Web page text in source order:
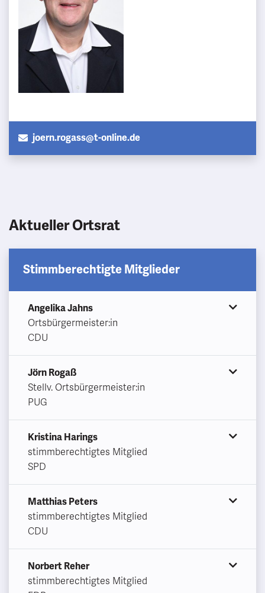
joern.rogass@t-online.de
Aktueller Ortsrat
Stimmberechtigte Mitglieder
Angelika Jahns
Ortsbürgermeister:in
CDU
Jörn Rogaß
Stellv. Ortsbürgermeister:in
PUG
Kristina Harings
stimmberechtigtes Mitglied
SPD
Matthias Peters
stimmberechtigtes Mitglied
CDU
Norbert Reher
stimmberechtigtes Mitglied